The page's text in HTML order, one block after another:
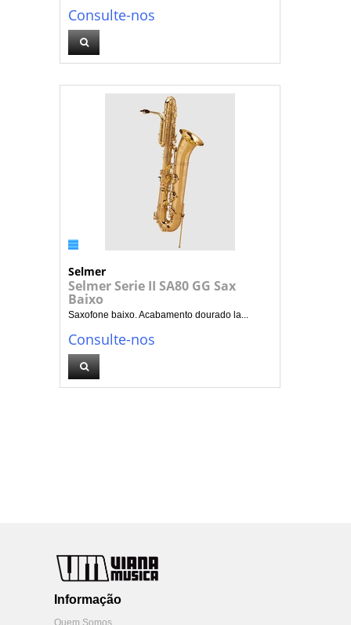
Consulte-nos
Selmer
Selmer Serie II SA80 GG Sax
Baixo
Saxofone baixo. Acabamento dourado la...
Consulte-nos
Informação
Quem Somos